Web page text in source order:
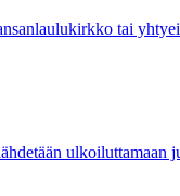
tai
ulkoiluttamaan